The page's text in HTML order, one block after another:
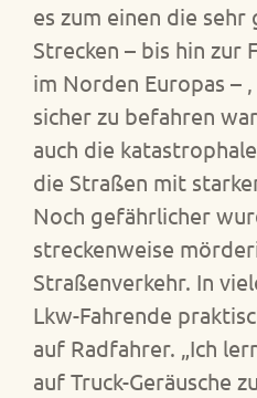
es zum einen die
Strecken – bis hin zur
im Norden Europas –
sicher zu befahren
auch die
die Straßen mit
Noch gefährlicher
streckenweise
Straßenverkehr. In
Lkw-Fahrende
auf Radfahrer. „Ich
auf Truck-Geräusche